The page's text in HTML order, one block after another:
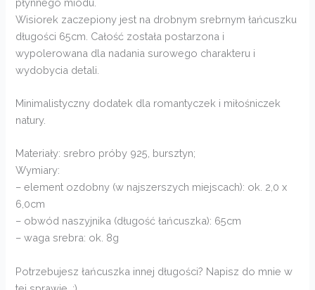
Wisiorek zaczepiony jest na drobnym srebrnym łańcuszku
długości 65cm. Całość została postarzona i
wypolerowana dla nadania surowego charakteru i
wydobycia detali.
Minimalistyczny dodatek dla romantyczek i miłośniczek
natury.
Materiały: srebro próby 925, bursztyn;
Wymiary:
– element ozdobny (w najszerszych miejscach): ok. 2,0 x
6,0cm
– obwód naszyjnika (długość łańcuszka): 65cm
– waga srebra: ok. 8g
Potrzebujesz łańcuszka innej długości? Napisz do mnie w